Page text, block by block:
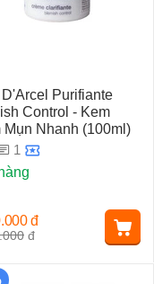
và Spa ở Đức.
Purifiante
Control - Kem
Mụn Nhanh (100ml)
1
đ
đ